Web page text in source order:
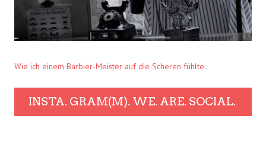
Wie ich einem Barbier-Meister auf die Scheren fühlte.
INSTA. GRAM(M). WE. ARE. SOCIAL.